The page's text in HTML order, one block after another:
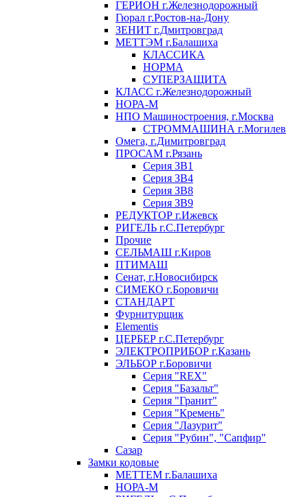
ГЕРИОН г.Железнодорожный
Гюрал г.Ростов-на-Дону
ЗЕНИТ г.Дмитровград
МЕТТЭМ г.Балашиха
КЛАССИКА
НОРМА
СУПЕРЗАЩИТА
КЛАСС г.Железнодорожный
НОРА-М
НПО Машиностроения, г.Москва
СТРОММАШИНА г.Могилев
Омега, г.Димитровград
ПРОСАМ г.Рязань
Серия ЗВ1
Серия ЗВ4
Серия ЗВ8
Серия ЗВ9
РЕДУКТОР г.Ижевск
РИГЕЛЬ г.С.Петербург
Прочие
СЕЛЬМАШ г.Киров
ПТИМАШ
Сенат, г.Новосибирск
СИМЕКО г.Боровичи
СТАНДАРТ
Фурнитурщик
Elementis
ЦЕРБЕР г.С.Петербург
ЭЛЕКТРОПРИБОР г.Казань
ЭЛЬБОР г.Боровичи
Серия "REX"
Серия "Базальт"
Серия "Гранит"
Серия "Кремень"
Серия "Лазурит"
Серия "Рубин", "Сапфир"
Сазар
Замки кодовые
МЕТТЕМ г.Балашиха
НОРА-М